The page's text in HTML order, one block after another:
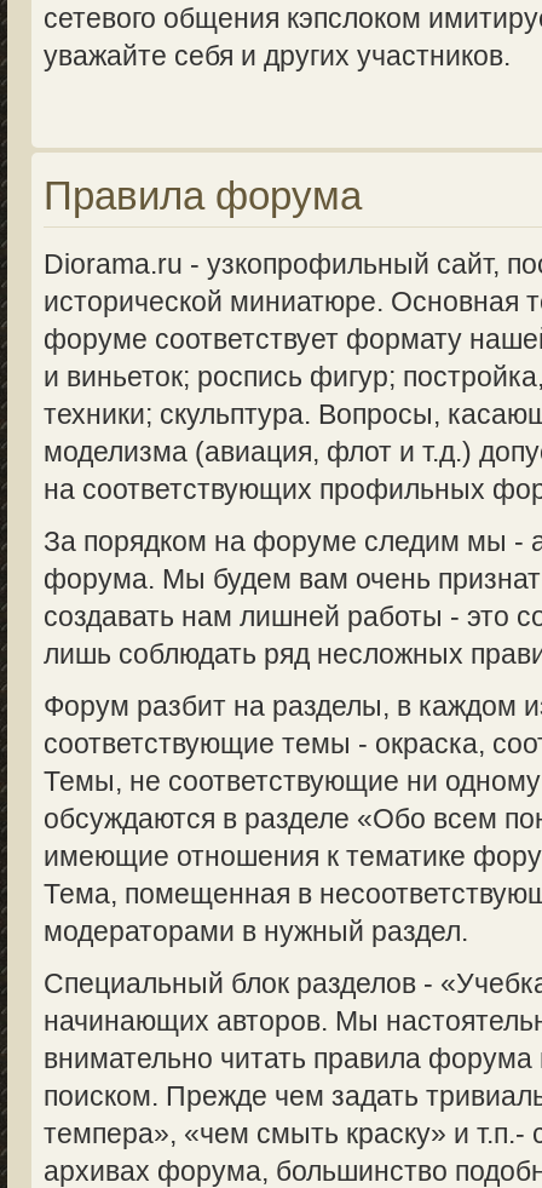
сетевого общения кэпслоком
уважайте себя и других участников.
Правила форума
Diorama.ru - узкопрофильный сайт,
исторической миниатюре. Основная
форуме соответствует формату
и виньеток; роспись фигур;
техники; скульптура. Вопросы,
моделизма (авиация, флот и т.д.)
на соответствующих профильных
За порядком на форуме следим мы -
форума. Мы будем вам очень
создавать нам лишней работы - это
лишь соблюдать ряд несложных
Форум разбит на разделы, в каждом
соответствующие темы - окраска,
Темы, не соответствующие ни
обсуждаются в разделе «Обо всем
имеющие отношения к тематике
Тема, помещенная в
модераторами в нужный раздел.
Специальный блок разделов -
начинающих авторов. Мы
внимательно читать правила форума
поиском. Прежде чем задать
темпера», «чем смыть краску» и т.п.-
архивах форума, большинство